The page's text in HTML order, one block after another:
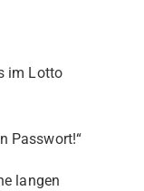
im Lotto
Passwort!“
langen